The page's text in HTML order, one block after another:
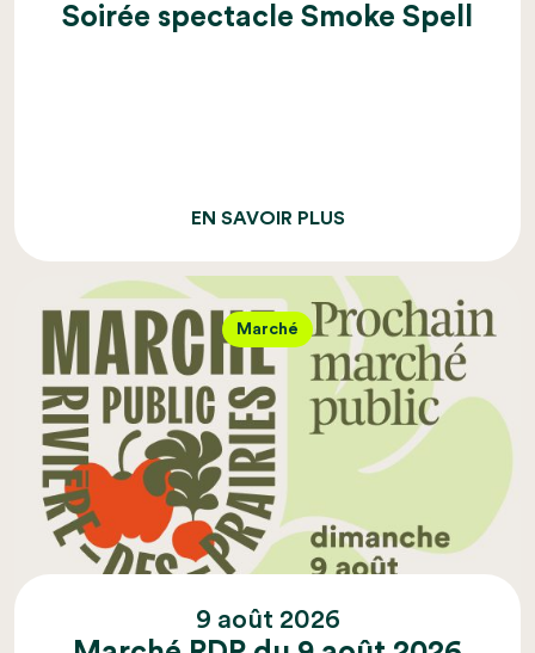
Soirée spectacle Smoke Spell
EN SAVOIR PLUS
Marché
9 août 2026